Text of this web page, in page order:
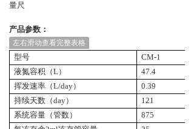
量尺
产品参数：
左右滑动查看完整表格
型号 CM-1
液氮容积（L）
47.4
挥发速率（L/day）
0.39
持续天数（day）
121
系统容量（管数）
875